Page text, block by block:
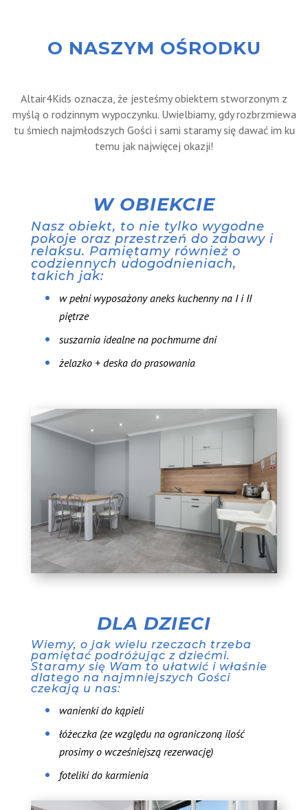
O NASZYM OŚRODKU
Altair4Kids oznacza, że jesteśmy obiektem stworzonym z
myślą o rodzinnym wypoczynku. Uwielbiamy, gdy rozbrzmiewa
tu śmiech najmłodszych Gości i sami staramy się dawać im ku
temu jak najwięcej okazji!
W OBIEKCIE
Nasz obiekt, to nie tylko wygodne
pokoje oraz przestrzeń do zabawy i
relaksu. Pamiętamy również o
codziennych udogodnieniach,
takich jak:
w pełni wyposażony aneks kuchenny na I i II
piętrze
suszarnia idealne na pochmurne dni
żelazko + deska do prasowania
DLA DZIECI
Wiemy, o jak wielu rzeczach trzeba
pamiętać podróżując z dziećmi.
Staramy się Wam to ułatwić i właśnie
dlatego na najmniejszych Gości
czekają u nas:
wanienki do kąpieli
łóżeczka (ze względu na ograniczoną ilość
prosimy o wcześniejszą rezerwację)
foteliki do karmienia